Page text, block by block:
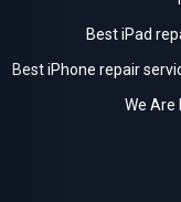
Best iPad
Best iPhone repair
We Are